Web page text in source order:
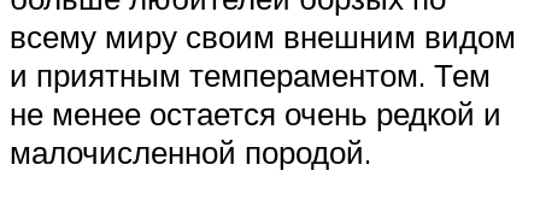
всему миру своим внешним видом
и приятным темпераментом. Тем
не менее остается очень редкой и
малочисленной породой.